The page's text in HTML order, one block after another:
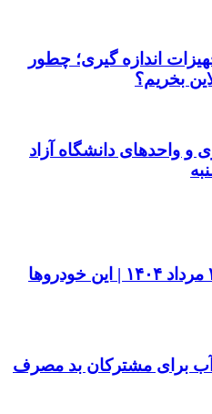
اندازه گیری؛ چطور
بخریم؟
واحدهای دانشگاه آزاد
قیمت خودرو امروز ۲۳ مرداد ۱۴۰۴ | این خودروها
ساعته آب برای مشترکان بد مصرف